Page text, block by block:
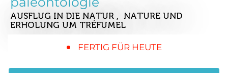
AUSFLUG IN DIE NATUR , NATURE UND
ERHOLUNG UM TRÉFUMEL
FERTIG FÜR HEUTE